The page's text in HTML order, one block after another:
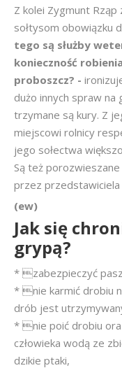
Z kolei Zygmunt Rząp
sołtysom obowiązku
tego są służby
konieczność
proboszcz? -
dużo innych spraw na
trzymane są kury. Z
miejscowi rolnicy
jego sołectwa
Są też
przez
(ew)
Jak się
grypą?
* zabezpieczyć
* nie karmić drobiu
drób jest
* nie poić drobiu
człowieka wodą ze
dzikie ptaki,